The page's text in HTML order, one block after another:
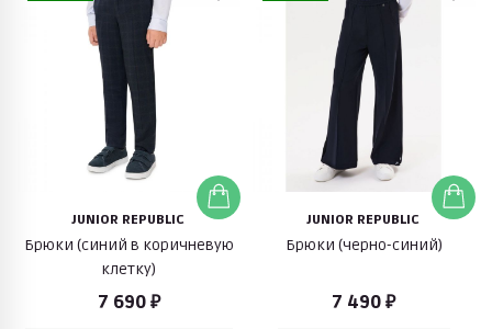
JUNIOR REPUBLIC
Брюки (синий в коричневую
клетку)
7 690 ₽
JUNIOR REPUBLIC
Брюки (черно-синий)
7 490 ₽